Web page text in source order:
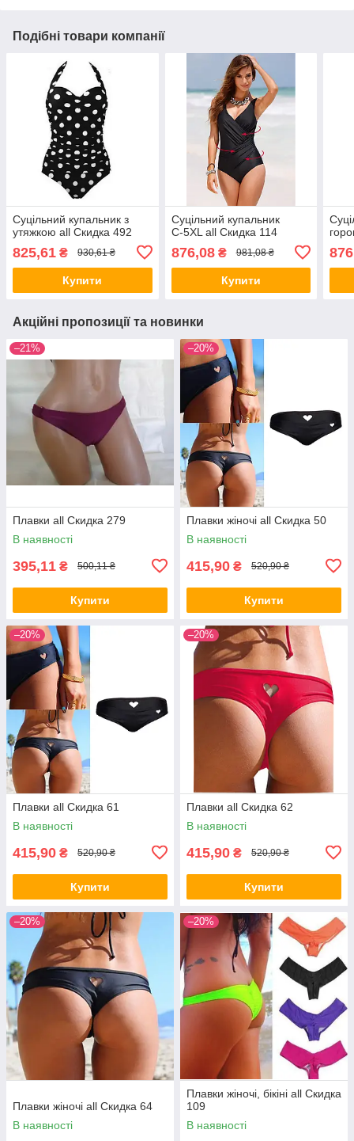
Подібні товари компанії
Суцільний купальник з
утяжкою all Скидка 492
825,61 ₴ 930,61 ₴
Купити
Суцільний купальник
С-5ХL all Скидка 114
876,08₴ 981,08 ₴
Купити
Акційні пропозиції та новинки
–21%
Плавки all Скидка 279
В наявності
395,11 ₴ 500,11 ₴
Купити
–20%
Плавки жіночі all Скидка 50
В наявності
415,90 ₴ 520,90 ₴
Купити
–20%
Плавки all Скидка 61
В наявності
415,90 ₴ 520,90 ₴
Купити
–20%
Плавки all Скидка 62
В наявності
415,90 ₴ 520,90 ₴
Купити
–20%
Плавки жіночі all Скидка 64
В наявності
–20%
Плавки жіночі, бікіні all Скидка
109
В наявності